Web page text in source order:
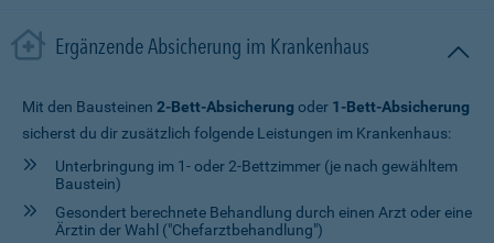
Ergänzende Absicherung im Krankenhaus
Mit den Bausteinen 2-Bett-Absicherung oder 1-Bett-Absicherung
sicherst du dir zusätzlich folgende Leistungen im Krankenhaus:
Unterbringung im 1- oder 2-Bettzimmer (je nach gewähltem
Baustein)
Gesondert berechnete Behandlung durch einen Arzt oder eine
Ärztin der Wahl ("Chefarztbehandlung")